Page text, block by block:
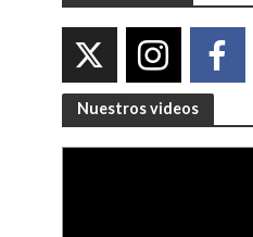
Nuestros videos